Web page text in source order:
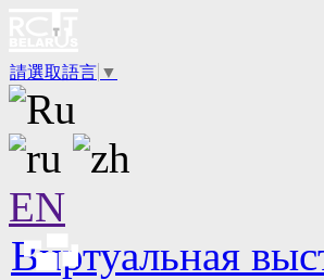
請選取語言 ▼
EN
Виртуальная